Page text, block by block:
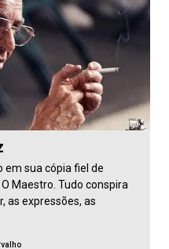
em sua cópia fiel de
Maestro. Tudo conspira
as expressões, as